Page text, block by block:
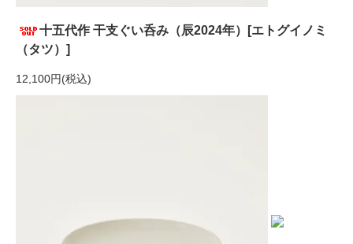
十五代作 干支ぐい呑み（辰2024年）[エトグイノミ
（タツ）]
12,100円(税込)